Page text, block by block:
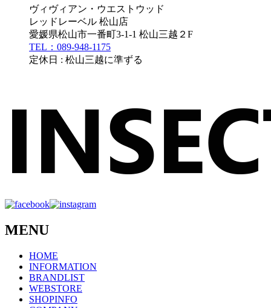
ヴィヴィアン・ウエストウッド
レッドレーベル 松山店
愛媛県松山市一番町3-1-1 松山三越２F
TEL：089-948-1175
定休日 : 松山三越に準ずる
MENU
HOME
INFORMATION
BRANDLIST
WEBSTORE
SHOPINFO